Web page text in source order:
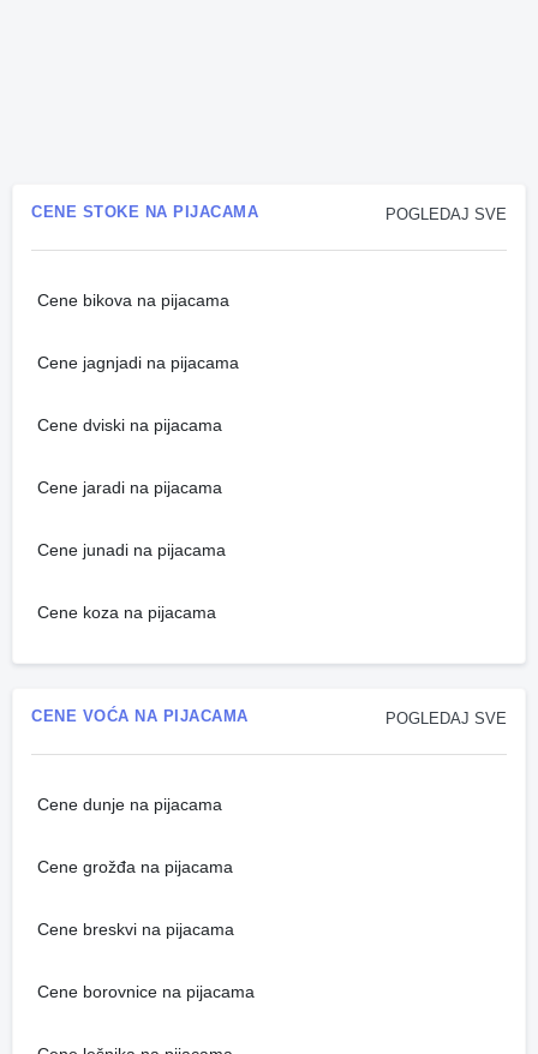
POGLEDAJ SVE
CENE STOKE NA PIJACAMA
Cene bikova na pijacama
Cene jagnjadi na pijacama
Cene dviski na pijacama
Cene jaradi na pijacama
Cene junadi na pijacama
Cene koza na pijacama
POGLEDAJ SVE
CENE VOĆA NA PIJACAMA
Cene dunje na pijacama
Cene grožđa na pijacama
Cene breskvi na pijacama
Cene borovnice na pijacama